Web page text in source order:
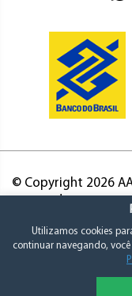
© Copyright 2026
Utilizamos cookies
continuar navegando,